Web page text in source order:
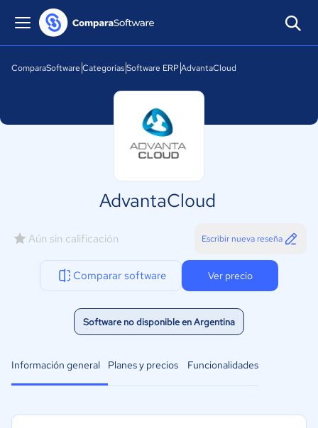
ComparaSoftware CategoríasSoftware ERPAdvantaCloud
AdvantaCloud
Aún sin calificación Escribir nueva reseña
Comparar software Ver precio
Software no disponible en Argentina
Información general Planes y precios Funcionalidades